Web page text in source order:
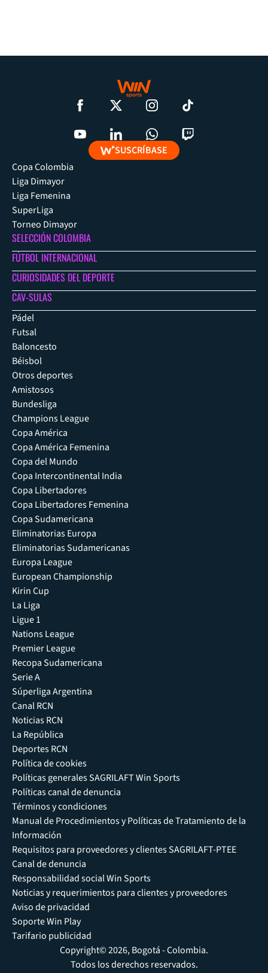
SUSCRÍBASE
Copa Colombia
Liga Dimayor
Liga Femenina
SuperLiga
Torneo Dimayor
SELECCIÓN COLOMBIA
FÚTBOL INTERNACIONAL
CURIOSIDADES DEL DEPORTE
CAV-SULAS
Pádel
Futsal
Baloncesto
Béisbol
Otros deportes
Amistosos
Bundesliga
Champions League
Copa América
Copa América Femenina
Copa del Mundo
Copa Intercontinental India
Copa Libertadores
Copa Libertadores Femenina
Copa Sudamericana
Eliminatorias Europa
Eliminatorias Sudamericanas
Europa League
European Championship
Kirin Cup
La Liga
Ligue 1
Nations League
Premier League
Recopa Sudamericana
Serie A
Súperliga Argentina
Canal RCN
Noticias RCN
La República
Deportes RCN
Política de cookies
Políticas generales SAGRILAFT Win Sports
Políticas canal de denuncia
Términos y condiciones
Manual de Procedimientos y Políticas de Tratamiento de la
Información
Requisitos para proveedores y clientes SAGRILAFT-PTEE
Canal de denuncia
Responsabilidad social Win Sports
Noticias y requerimientos para clientes y proveedores
Aviso de privacidad
Soporte Win Play
Tarifario publicidad
Copyright© 2026, Bogotá - Colombia.
Todos los derechos reservados.